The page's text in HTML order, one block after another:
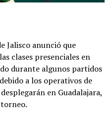
Jalisco anunció que
clases presenciales en
durante algunos partidos
a los operativos de
en Guadalajara,